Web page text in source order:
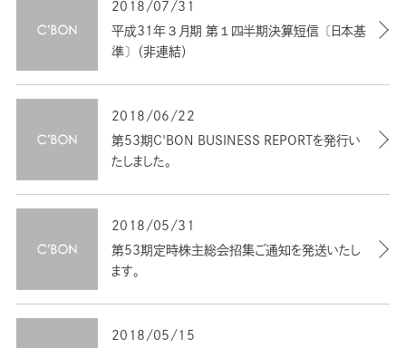
2018/07/31
平成31年３月期 第１四半期決算短信〔日本基
準〕（非連結）
2018/06/22
第53期C'BON BUSINESS REPORTを発行い
たしました。
2018/05/31
第53期定時株主総会招集ご通知を発送いたし
ます。
2018/05/15